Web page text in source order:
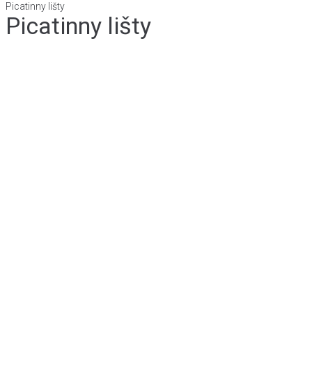
Picatinny lišty
Picatinny lišty